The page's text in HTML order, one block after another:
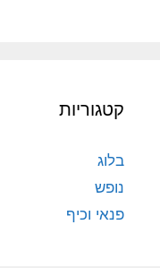
קטגוריות
בלוג
נופש
פנאי וכיף